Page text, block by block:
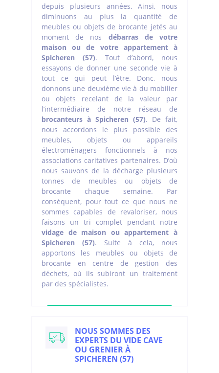
depuis plusieurs années. Ainsi, nous
diminuons au plus la quantité de
meubles ou objets de brocante jetés au
moment de nos débarras de votre
maison ou de votre appartement à
Spicheren (57). Tout d’abord, nous
essayons de donner une seconde vie à
tout ce qui peut l’être. Donc, nous
donnons une deuxième vie à du mobilier
ou objets recelant de la valeur par
l’intermédiaire de notre réseau de
brocanteurs à Spicheren (57). De fait,
nous accordons le plus possible des
meubles, objets ou appareils
électroménagers fonctionnels à nos
associations caritatives partenaires. D’où
nous sauvons de la décharge plusieurs
tonnes de meubles ou objets de
brocante chaque semaine. Par
conséquent, pour tout ce que nous ne
sommes capables de revaloriser, nous
faisons un tri complet pendant notre
vidage de maison ou appartement à
Spicheren (57). Suite à cela, nous
apportons les meubles ou objets de
brocante en centre de gestion des
déchets, où ils subiront un traitement
par des spécialistes.
NOUS SOMMES DES
EXPERTS DU VIDE CAVE
OU GRENIER À
SPICHEREN (57)